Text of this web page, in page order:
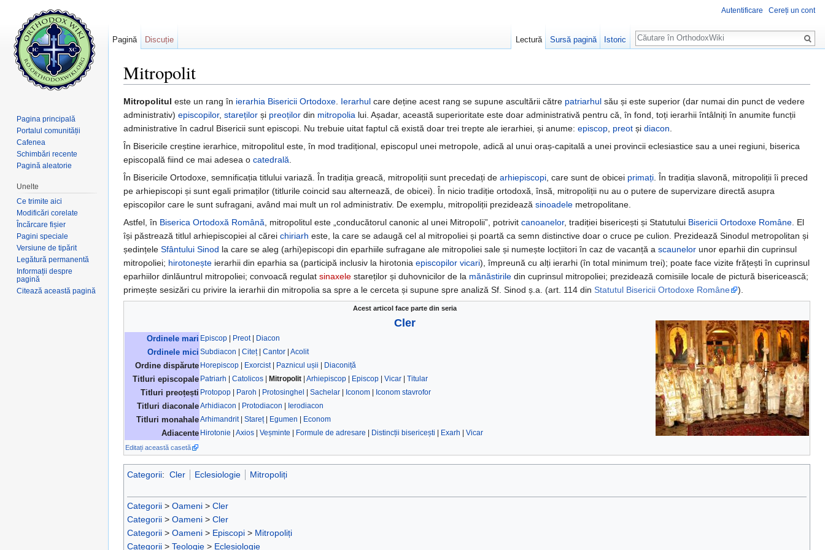
Mitropolit
Mitropolitul este un rang în ierarhia Bisericii Ortodoxe. Ierarhul care deține acest rang se supune ascultării către patriarhul său și este superior (dar numai din punct de vedere
administrativ) episcopilor, stareților și preoților din mitropolia lui. Așadar, această superioritate este doar administrativă pentru că, în fond, toți ierarhii întâlniți în anumite funcții
administrative în cadrul Bisericii sunt episcopi. Nu trebuie uitat faptul că există doar trei trepte ale ierarhiei, și anume: episcop, preot și diacon.
În Bisericile creștine ierarhice, mitropolitul este, în mod tradițional, episcopul unei metropole, adică al unui oraș-capitală a unei provincii eclesiastice sau a unei regiuni, biserica
episcopală fiind ce mai adesea o catedrală.
În Bisericile Ortodoxe, semnificația titlului variază. În tradiția greacă, mitropoliții sunt precedați de arhiepiscopi, care sunt de obicei primați. În tradiția slavonă, mitropoliții îi preced
pe arhiepiscopi și sunt egali primaților (titlurile coincid sau alternează, de obicei). În nicio tradiție ortodoxă, însă, mitropoliții nu au o putere de supervizare directă asupra
episcopilor care le sunt sufragani, având mai mult un rol administrativ. De exemplu, mitropoliții prezidează sinoadele metropolitane.
Astfel, în Biserica Ortodoxă Română, mitropolitul este „conducătorul canonic al unei Mitropolii”, potrivit canoanelor, tradiției bisericești și Statutului Bisericii Ortodoxe Române. El
își păstrează titlul arhiepiscopiei al cărei chiriarh este, la care se adaugă cel al mitropoliei și poartă ca semn distinctive doar o cruce pe culion. Prezidează Sinodul metropolitan și
ședințele Sfântului Sinod la care se aleg (arhi)episcopi din eparhiile sufragane ale mitropoliei sale și numește locțiitori în caz de vacanță a scaunelor unor eparhii din cuprinsul
mitropoliei; hirotonește ierarhii din eparhia sa (participă inclusiv la hirotonia episcopilor vicari), împreună cu alți ierarhi (în total minimum trei); poate face vizite frățești în cuprinsul
eparhiilor dinlăuntrul mitropoliei; convoacă regulat sinaxele stareților și duhovnicilor de la mănăstirile din cuprinsul mitropoliei; prezidează comisiile locale de pictură bisericească;
primește sesizări cu privire la ierarhii din mitropolia sa spre a le cerceta și supune spre analiză Sf. Sinod ș.a. (art. 114 din Statutul Bisericii Ortodoxe Române ).
Acest articol face parte din seria
Cler
Ordinele mari Episcop Preot|
Diacon
Ordinele mici Subdiacon Citeț| Cantor Acolit
Ordine dispărute Horepiscop Exorcist| Paznicul ușii
Diaconiță
Titluri episcopale Patriarh Catolicos Mitropolit Arhiepiscop Episcop Vicar
Titular
Titluri preoțești Protopop Paroh Protosinghel Sachelar Iconom
Iconom stavrofor
Titluri diaconaleArhidiacon Protodiacon
Ierodiacon
Titluri monahaleArhimandrit| Stareț| Egumen
Econom
Adiacente Hirotonie Axios Veșminte Formule de adresare Distincții bisericești Exarh Vicar
Editați această casetă
Categorii: Cler Eclesiologie Mitropoliți
Categorii > Oameni > Cler
Categorii > Oameni > Cler
Categorii > Oameni > Episcopi > Mitropoliți
Categorii > Teologie > Eclesiologie
Autentificare Cereți un cont
Pagină Discuție Lectură Sursă pagină Istoric
Căutare
Pagina principală
Portalul comunității
Cafenea
Schimbări recente
Pagină aleatorie
Unelte
Ce trimite aici
Modificări corelate
Încărcare fișier
Pagini speciale
Versiune de tipărit
Legătură permanentă
Informații despre
pagină
Citează această pagină